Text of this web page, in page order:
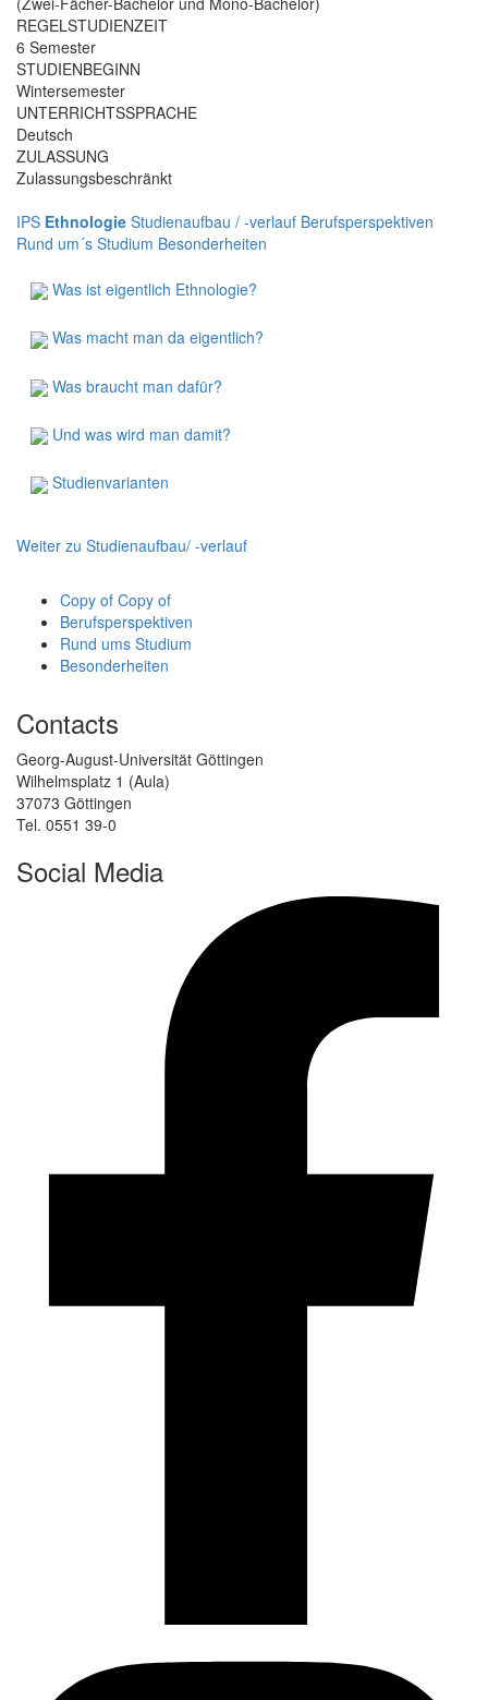
REGELSTUDIENZEIT
6 Semester
STUDIENBEGINN
Wintersemester
UNTERRICHTSSPRACHE
Deutsch
ZULASSUNG
Zulassungsbeschränkt
IPS Ethnologie Studienaufbau / -verlauf Berufsperspektiven
Rund um´s Studium Besonderheiten
Was ist eigentlich Ethnologie?
Was macht man da eigentlich?
Was braucht man dafür?
Und was wird man damit?
Studienvarianten
Weiter zu Studienaufbau/ -verlauf
Copy of Copy of
Berufsperspektiven
Rund ums Studium
Besonderheiten
Contacts
Georg-August-Universität Göttingen
Wilhelmsplatz 1 (Aula)
37073 Göttingen
Tel. 0551 39-0
Social Media